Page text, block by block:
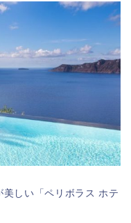
しい「ペリボラス ホテ